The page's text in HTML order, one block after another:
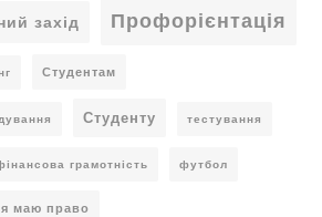
захід Профорієнтація
Студентам
Студенту тестування
грамотність футбол
я маю право